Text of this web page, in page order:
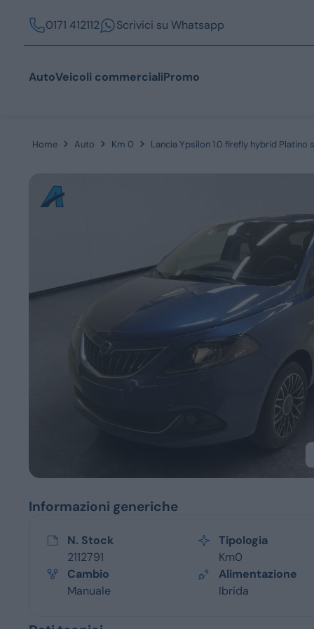
0171 412112 Scrivici su Whatsapp
AutoVeicoli commercialiPromo
Azienda
Servizi
Home Auto Km 0 Lancia Ypsilon 1.0 firefly hybrid Platino
Informazioni generiche
N. Stock
2112791
Tipologia
Km0
Cambio
Manuale
Alimentazione
Ibrida